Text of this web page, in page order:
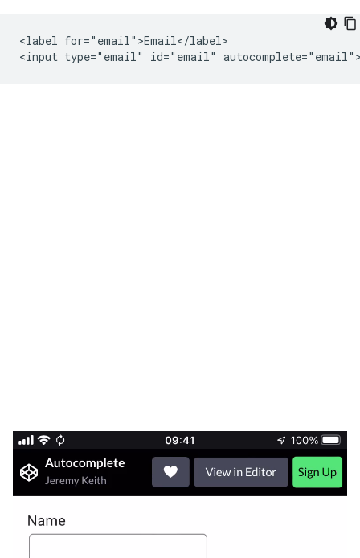
<label for="email">Email</label>